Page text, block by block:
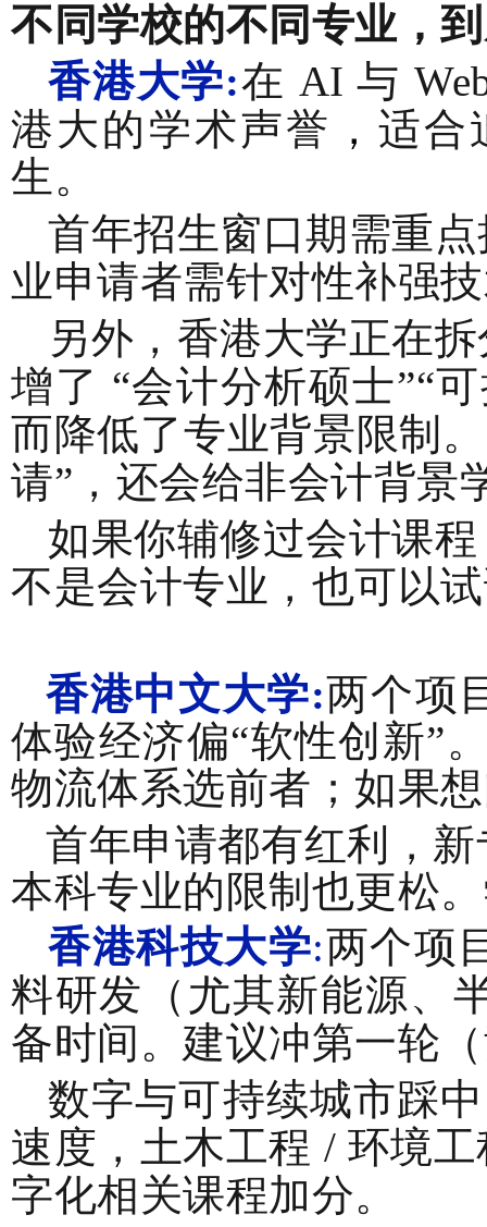
不同学校的不同专业，
香港大学:在 AI 与
港大的学术声誉 ， 适合
生。
首年招生窗口期需重
业申请者需针对性补强
另外，香港大学正在
增了 “会计分析硕士”“
而降低了专业背景限制
请”，还会给非会计背景
如果你辅修过会计课
不是会计专业，也可以
香港中文大学:两个项
体验经济偏“软性创新”
物流体系选前者；如果
首年申请都有红利，
本科专业的限制也更松
香港科技大学:两个项
料研发（尤其新能源、
备时间。建议冲第一轮
数字与可持续城市踩
速度，土木工程 / 环境
字化相关课程加分。